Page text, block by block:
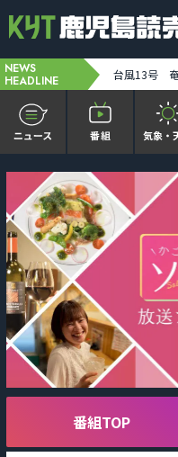
NEWS
HEADLINE
かごピタ FAMILIAR
KYT news every かごしま
かごしまソロ活
It推しTV
番組表を見る
番組TOP